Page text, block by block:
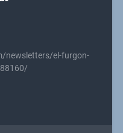
newsletters/el-furgon-